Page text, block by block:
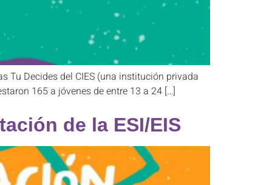
Tu Decides del CIES (una institución privada
165 a jóvenes de entre 13 a 24 […]
de la ESI/EIS